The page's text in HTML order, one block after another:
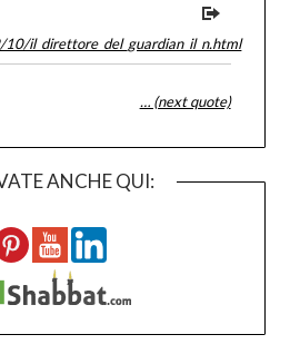
il_direttore_del_guardian_il_n.html
… (next quote)
ANCHE QUI: